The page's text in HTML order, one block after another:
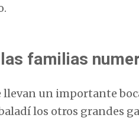
familias
llevan un importante
los otros grandes